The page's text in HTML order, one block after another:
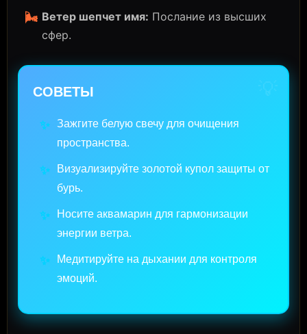
🌬️ Ветер шепчет имя: Послание из высших
сфер.
💡
СОВЕТЫ
✨ Зажгите белую свечу для очищения
пространства.
✨
Визуализируйте золотой купол защиты от
бурь.
✨
Носите аквамарин для гармонизации
энергии ветра.
✨
Медитируйте на дыхании для контроля
эмоций.